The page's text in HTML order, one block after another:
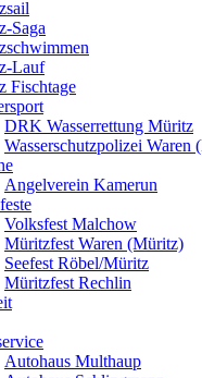
Saga
Lauf
Fischtage
DRK Wasserrettung Müritz
Wasserschutzpolizei Waren
Angelverein Kamerun
Volksfest Malchow
Müritzfest Waren (Müritz)
Seefest Röbel/Müritz
Müritzfest Rechlin
Autohaus Multhaup